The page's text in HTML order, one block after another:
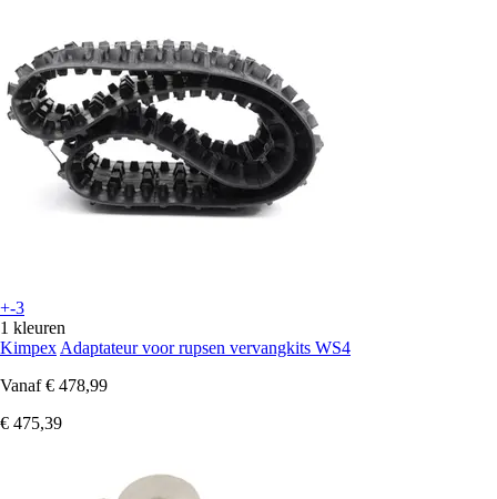
+-3
1 kleuren
Kimpex Adaptateur voor rupsen vervangkits WS4
Vanaf € 478,99
€ 475,39